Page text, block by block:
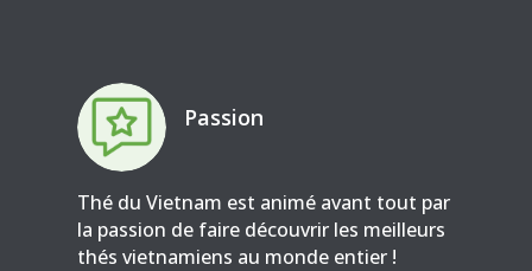
Passion
Thé du Vietnam est animé avant tout par
la passion de faire découvrir les meilleurs
thés vietnamiens au monde entier !